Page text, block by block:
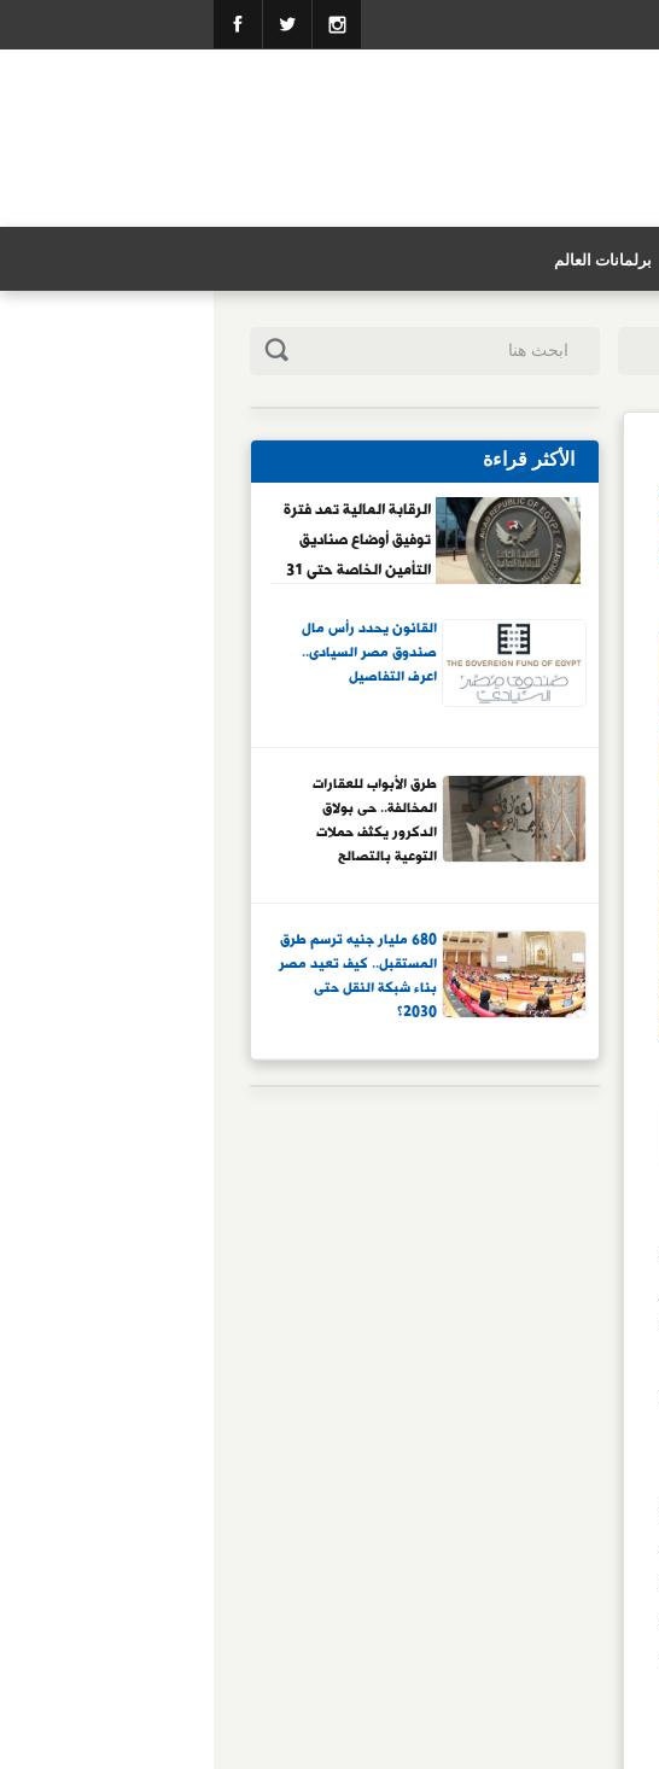
برلمانات العالم
الأكثر قراءة
الرقابة المالية تمد فترة
توفيق أوضاع صناديق
التأمين الخاصة حتى 31
القانون يحدد رأس مال
صندوق مصر السيادى..
اعرف التفاصيل
طرق الأبواب للعقارات
المخالفة.. حى بولاق
الدكرور يكثف حملات
التوعية بالتصالح
680 مليار جنيه ترسم طرق
المستقبل.. كيف تعيد مصر
بناء شبكة النقل حتى
2030؟